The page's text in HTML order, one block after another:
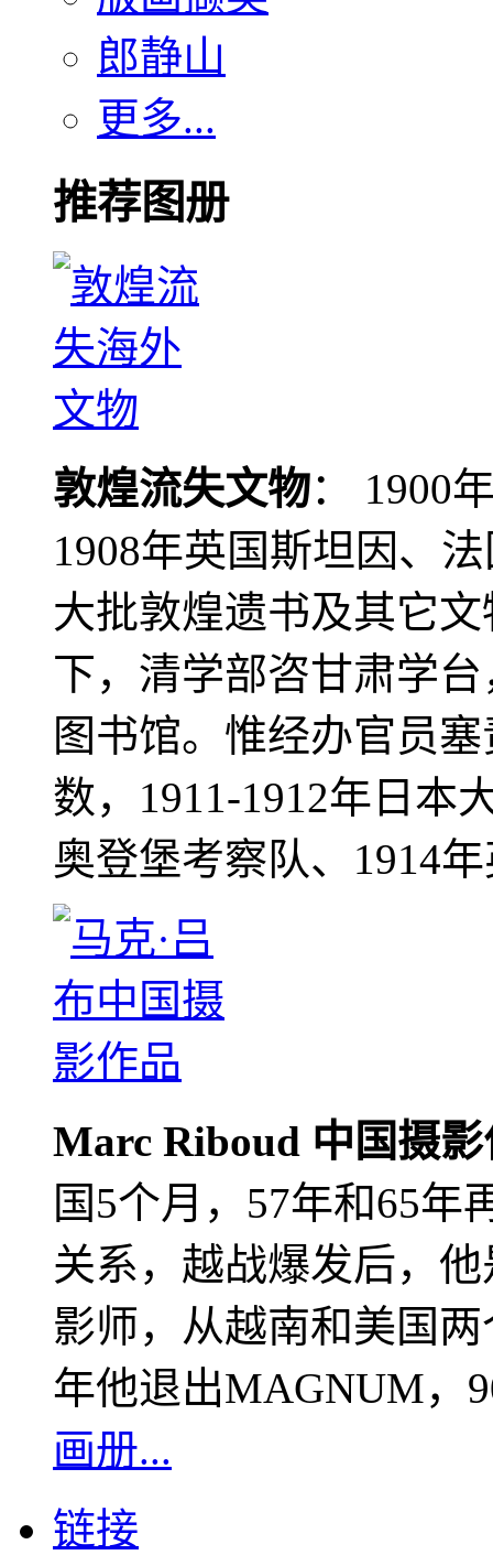
郎静山
更多...
推荐图册
敦煌流失文物： 1900
1908年英国斯坦因、
大批敦煌遗书及其它
下，清学部咨甘肃学
图书馆。惟经办官员
数，1911-1912年日本
奥登堡考察队、1914
Marc Riboud 中国摄
国5个月，57年和65年
关系，越战爆发后，
影师，从越南和美国
年他退出MAGNUM，
画册...
链接